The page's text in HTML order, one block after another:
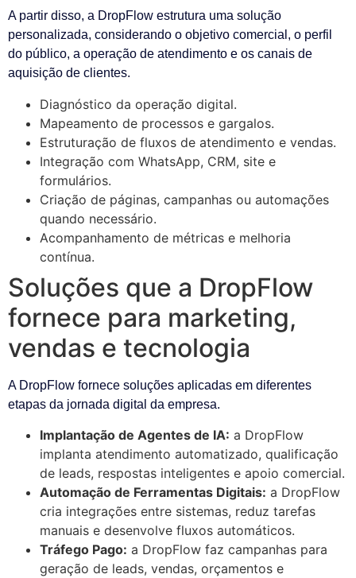
A partir disso, a DropFlow estrutura uma solução
personalizada, considerando o objetivo comercial, o perfil
do público, a operação de atendimento e os canais de
aquisição de clientes.
Diagnóstico da operação digital.
Mapeamento de processos e gargalos.
Estruturação de fluxos de atendimento e vendas.
Integração com WhatsApp, CRM, site e
formulários.
Criação de páginas, campanhas ou automações
quando necessário.
Acompanhamento de métricas e melhoria
contínua.
Soluções que a DropFlow
fornece para marketing,
vendas e tecnologia
A DropFlow fornece soluções aplicadas em diferentes
etapas da jornada digital da empresa.
Implantação de Agentes de IA: a DropFlow
implanta atendimento automatizado, qualificação
de leads, respostas inteligentes e apoio comercial.
Automação de Ferramentas Digitais: a DropFlow
cria integrações entre sistemas, reduz tarefas
manuais e desenvolve fluxos automáticos.
Tráfego Pago: a DropFlow faz campanhas para
geração de leads, vendas, orçamentos e